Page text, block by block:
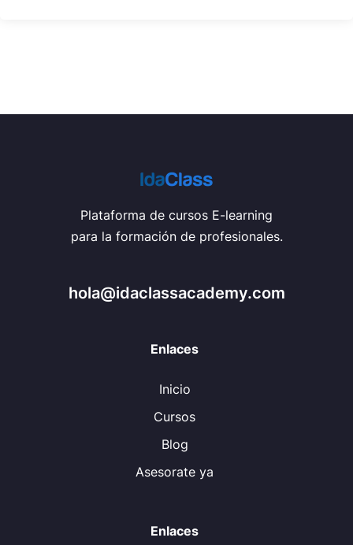
Plataforma de cursos E-learning
para la formación de profesionales.
hola@idaclassacademy.com
Enlaces
Inicio
Cursos
Blog
Asesorate ya
Enlaces